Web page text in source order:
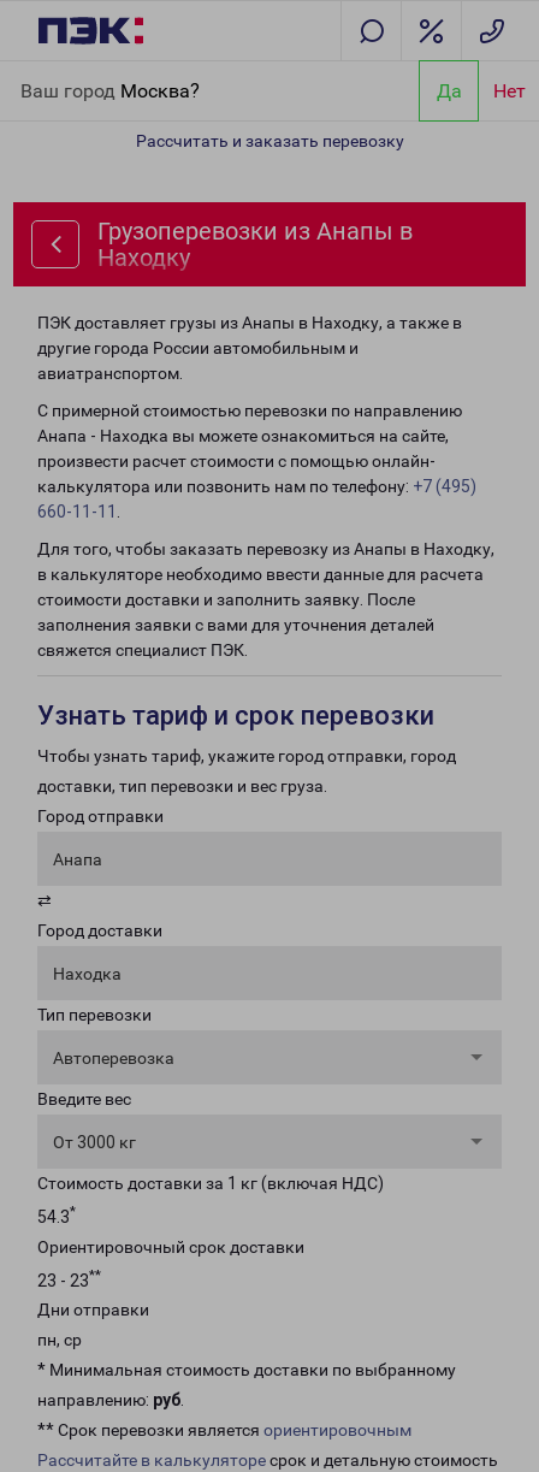
Ваш город Москва? Да Нет
Рассчитать и заказать перевозку
Грузоперевозки из Анапы в
Находку
ПЭК доставляет грузы из Анапы в Находку, а также в
другие города России автомобильным и
авиатранспортом.
С примерной стоимостью перевозки по направлению
Анапа - Находка вы можете ознакомиться на сайте,
произвести расчет стоимости с помощью онлайн-
калькулятора или позвонить нам по телефону: +7 (495)
660-11-11
Для того, чтобы заказать перевозку из Анапы в Находку,
в калькуляторе необходимо ввести данные для расчета
стоимости доставки и заполнить заявку. После
заполнения заявки с вами для уточнения деталей
свяжется специалист ПЭК.
Узнать тариф и срок перевозки
Чтобы узнать тариф, укажите город отправки, город
доставки, тип перевозки и вес груза.
Город отправки
Анапа
⇄
Город доставки
Находка
Тип перевозки
Автоперевозка
Введите вес
От 3000 кг
Стоимость доставки за 1 кг (включая НДС)
54.3*
Ориентировочный срок доставки
23 - 23**
Дни отправки
пн, ср
* Минимальная стоимость доставки по выбранному
направлению: руб.
** Срок перевозки является ориентировочным
Рассчитайте в калькуляторесрок и детальную стоимость